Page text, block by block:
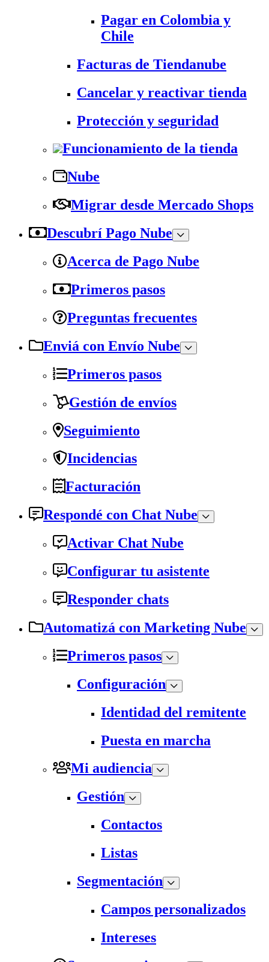
Pagar en Colombia y
Chile
Facturas de Tiendanube
Cancelar y reactivar tienda
Protección y seguridad
Funcionamiento de la tienda
Nube
Migrar desde Mercado Shops
Descubrí Pago Nube
Acerca de Pago Nube
Primeros pasos
Preguntas frecuentes
Enviá con Envío Nube
Primeros pasos
Gestión de envíos
Seguimiento
Incidencias
Facturación
Respondé con Chat Nube
Activar Chat Nube
Configurar tu asistente
Responder chats
Automatizá con Marketing Nube
Primeros pasos
Configuración
Identidad del remitente
Puesta en marcha
Mi audiencia
Gestión
Contactos
Listas
Segmentación
Campos personalizados
Intereses